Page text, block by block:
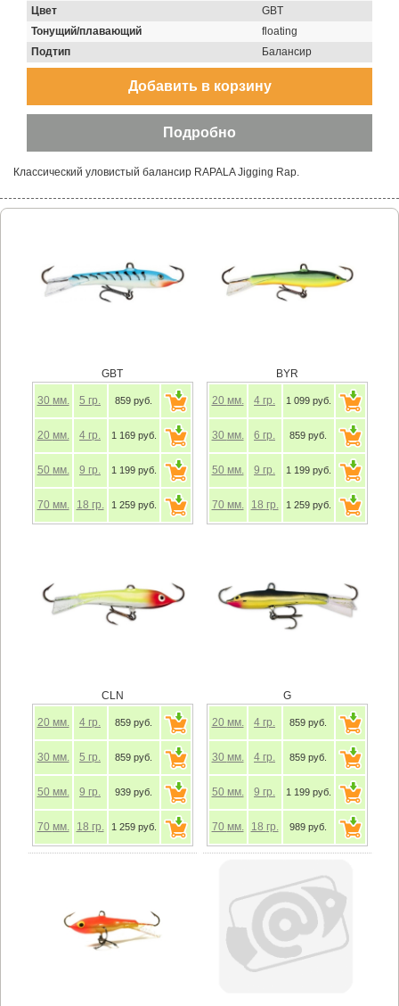
Цвет
GBT
Тонущий/плавающий
floating
Подтип
Балансир
Классический уловистый балансир RAPALA Jigging Rap.
GBT
30 мм. 5 гр. 859 руб.
20 мм. 4 гр. 1 169 руб.
50 мм. 9 гр. 1 199 руб.
70 мм. 18 гр. 1 259 руб.
BYR
20 мм. 4 гр. 1 099 руб.
30 мм. 6 гр. 859 руб.
50 мм. 9 гр. 1 199 руб.
70 мм. 18 гр. 1 259 руб.
CLN
20 мм. 4 гр. 859 руб.
30 мм. 5 гр. 859 руб.
50 мм. 9 гр. 939 руб.
70 мм. 18 гр. 1 259 руб.
G
20 мм. 4 гр. 859 руб.
30 мм. 4 гр. 859 руб.
50 мм. 9 гр. 1 199 руб.
70 мм. 18 гр. 989 руб.